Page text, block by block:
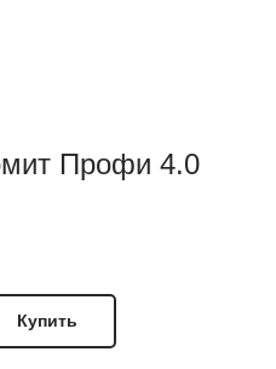
Профи 4.0
Купить